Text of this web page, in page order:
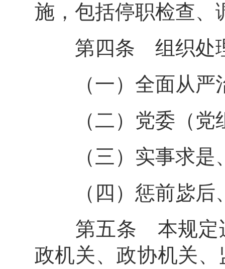
施，包括停职检查、
第四条 组织处理
（一）全面从严
（二）党委（党
（三）实事求是
（四）惩前毖后
第五条 本规定适
政机关、政协机关